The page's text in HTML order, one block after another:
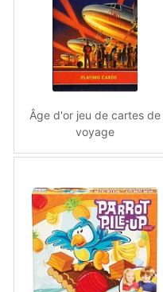
Âge d'or jeu de cartes de
voyage